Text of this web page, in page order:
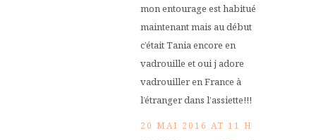
mon entourage est habitué
maintenant mais au début
c’était Tania encore en
vadrouille et oui j adore
vadrouiller en France à
l’étranger dans l’assiette!!!
20 MAI 2016 AT 11 H